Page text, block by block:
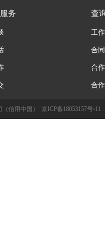
务 查
工
合
合
合
（信用中国） 京ICP备18053157号-11